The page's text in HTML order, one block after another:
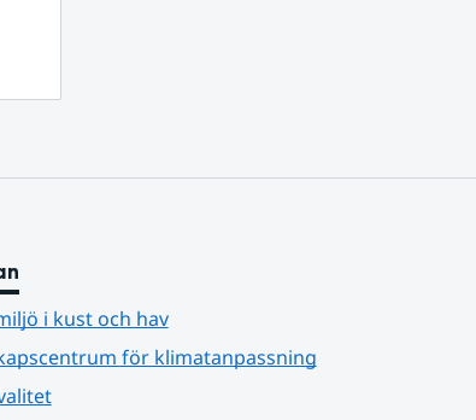
i kust och hav
för klimatanpassning